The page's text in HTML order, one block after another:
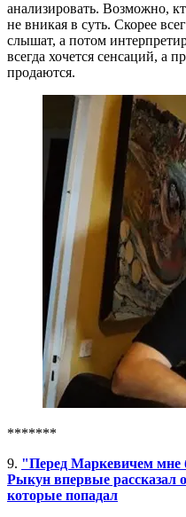
анализировать. Возможно,
не вникая в суть. Скорее
слышат, а потом
всегда хочется сенсаций, а
продаются.
*******
9. "Перед Маркевичем мне
Рыкун впервые рассказал
которые попадал